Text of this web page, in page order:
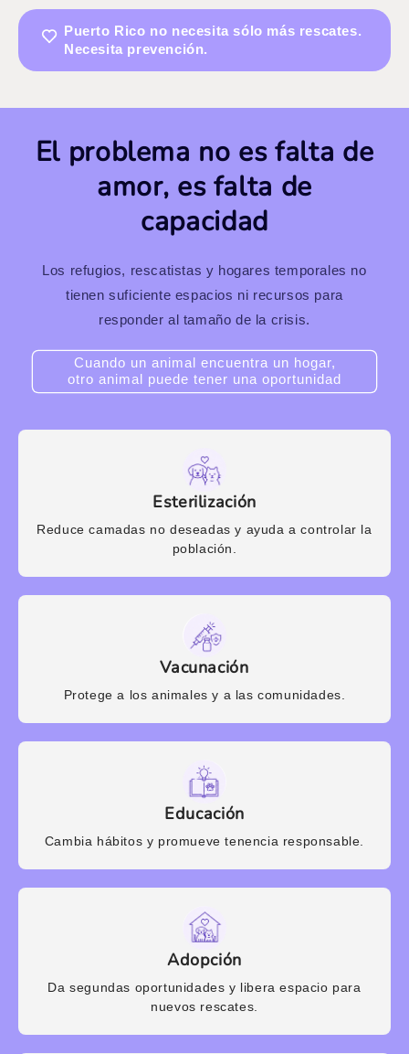
Puerto Rico no necesita sólo más rescates.
Necesita prevención.
El problema no es falta de
amor, es falta de
capacidad
Los refugios, rescatistas y hogares temporales no
tienen suficiente espacios ni recursos para
responder al tamaño de la crisis.
Cuando un animal encuentra un hogar,
otro animal puede tener una oportunidad
Esterilización
Reduce camadas no deseadas y ayuda a controlar la
población.
Vacunación
Protege a los animales y a las comunidades.
Educación
Cambia hábitos y promueve tenencia responsable.
Adopción
Da segundas oportunidades y libera espacio para
nuevos rescates.